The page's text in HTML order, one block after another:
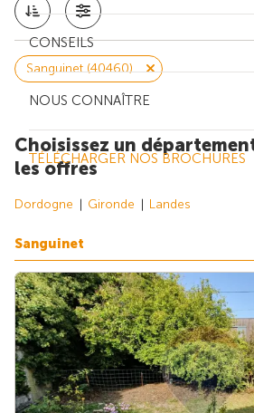
CONSEILS
NOUS CONNAÎTRE
TÉLÉCHARGER NOS BROCHURES
Sanguinet (40460)
Choisissez un
les offres
Dordogne Gironde Landes
Sanguinet